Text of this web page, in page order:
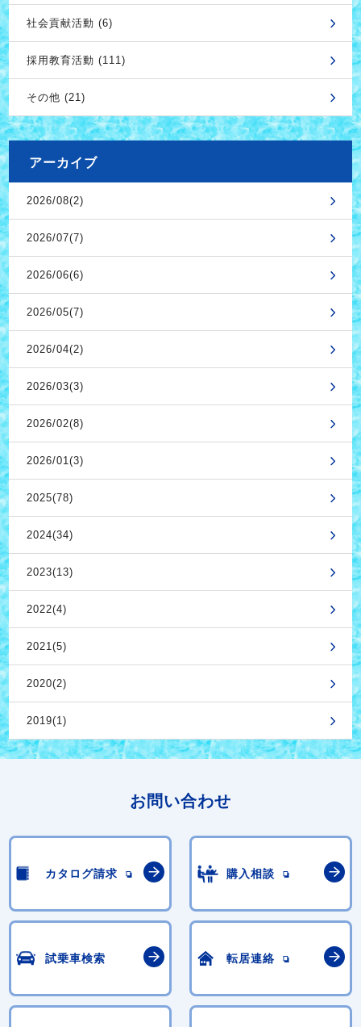
社会貢献活動 (6)
採用教育活動 (111)
その他 (21)
アーカイブ
2026/08(2)
2026/07(7)
2026/06(6)
2026/05(7)
2026/04(2)
2026/03(3)
2026/02(8)
2026/01(3)
2025(78)
2024(34)
2023(13)
2022(4)
2021(5)
2020(2)
2019(1)
お問い合わせ
カタログ請求 購入相談
試乗車検索 転居連絡